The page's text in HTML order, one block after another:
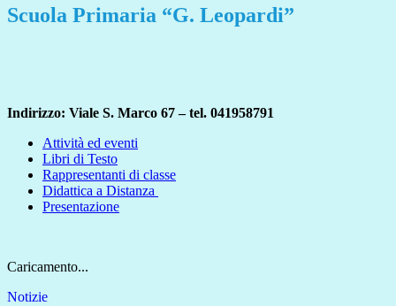
Scuola Primaria “G. Leopardi”
Indirizzo: Viale S. Marco 67 – tel. 041958791
Attività ed eventi
Libri di Testo
Rappresentanti di classe
Didattica a Distanza
Presentazione
Caricamento...
Notizie